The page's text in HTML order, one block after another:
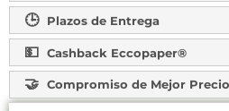
Plazos de Entrega
Cashback Eccopaper®
Compromiso de Mejor Precio